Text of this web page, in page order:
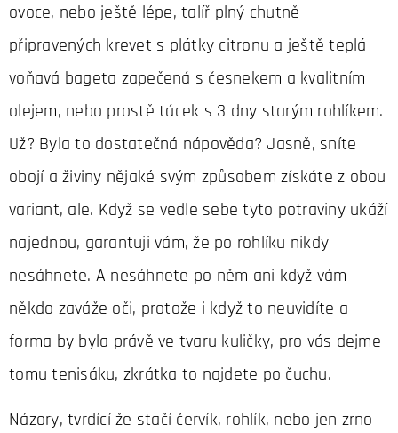
ovoce, nebo ještě lépe, talíř plný chutně
připravených krevet s plátky citronu a ještě teplá
voňavá bageta zapečená s česnekem a kvalitním
olejem, nebo prostě tácek s 3 dny starým rohlíkem.
Už? Byla to dostatečná nápověda? Jasně, sníte
obojí a živiny nějaké svým způsobem získáte z obou
variant, ale. Když se vedle sebe tyto potraviny ukáží
najednou, garantuji vám, že po rohlíku nikdy
nesáhnete. A nesáhnete po něm ani když vám
někdo zaváže oči, protože i když to neuvidíte a
forma by byla právě ve tvaru kuličky, pro vás dejme
tomu tenisáku, zkrátka to najdete po čuchu.
Názory, tvrdící že stačí červík, rohlík, nebo jen zrno